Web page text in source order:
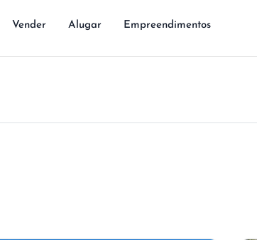
Vender Alugar Empreendimentos